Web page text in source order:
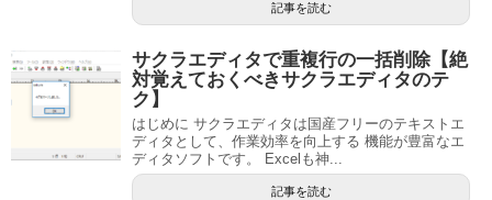
記事を読む
サクラエディタで重複行の一括削除【絶
対覚えておくべきサクラエディタのテ
ク】
はじめに サクラエディタは国産フリーのテキストエ
ディタとして、作業効率を向上する 機能が豊富なエ
ディタソフトです。 Excelも神...
記事を読む